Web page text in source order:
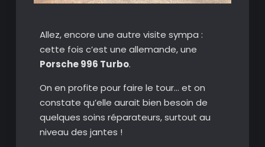
Allez, encore une autre visite sympa :
cette fois c’est une allemande, une
Porsche 996 Turbo.
On en profite pour faire le tour… et on
constate qu’elle aurait bien besoin de
quelques soins réparateurs, surtout au
niveau des jantes !